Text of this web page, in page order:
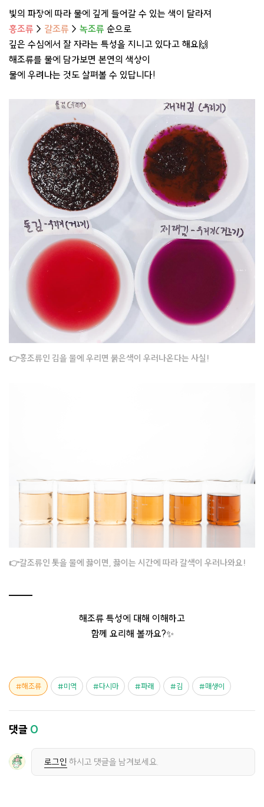
빛의 파장에 따라 물에 깊게 들어갈 수 있는 색이 달라져
홍조류 > 갈조류 > 녹조류 순으로
깊은 수심에서 잘 자라는 특성을 지니고 있다고 해요🙌
해조류를 물에 담가보면 본연의 색상이
물에 우려나는 것도 살펴볼 수 있답니다!
👉홍조류인 김을 물에 우리면 붉은색이 우러나온다는 사실!
👉갈조류인 톳을 물에 끓이면, 끓이는 시간에 따라 갈색이 우러나와요!
해조류 특성에 대해 이해하고
함께 요리해 볼까요?✨
해조류 미역 다시마 파래 김 매생이
댓글 0
로그인 하시고 댓글을 남겨보세요.